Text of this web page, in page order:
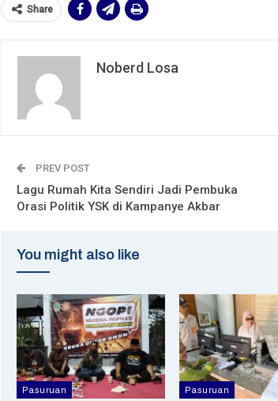
Share
Noberd Losa
PREV POST
Lagu Rumah Kita Sendiri Jadi Pembuka
Orasi Politik YSK di Kampanye Akbar
You might also like
Pasuruan Pasuruan